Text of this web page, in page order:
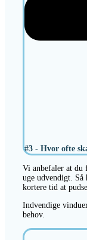
#3 - Hvor ofte
Vi anbefaler at du
uge udvendigt.
kortere tid at
Indvendige
behov.